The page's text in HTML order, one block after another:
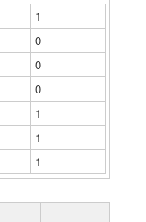
1
0
0
0
1
1
1